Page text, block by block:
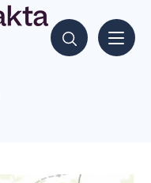
Hae sisältöjä